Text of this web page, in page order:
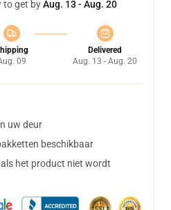
to get byAug. 13 - Aug. 20
09
Delivered
Aug. 13 - Aug. 20
uw deur
beschikbaar
het product niet wordt